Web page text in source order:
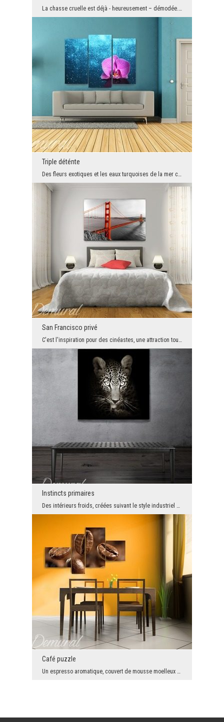
La chasse cruelle est déjà - heureusement – démodée. D'autre part l'Afrique et son design est tou...
Triple déténte
Des fleurs exotiques et les eaux turquoises de la mer chaude - ces quelques mots éveille déjà des...
San Francisco privé
C'est l'inspiration pour des cinéastes, une attraction touristique et le symbole de San Francisco...
Instincts primaires
Des intérieurs froids, créées suivant le style industriel ont autant de partisans que des adversa...
Café puzzle
Un espresso aromatique, couvert de mousse moelleux ou cappuccino avec plus de chocolat sucré. Le ...